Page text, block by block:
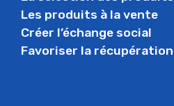
Les produits à la vente
Créer l’échange social
Favoriser la récupération